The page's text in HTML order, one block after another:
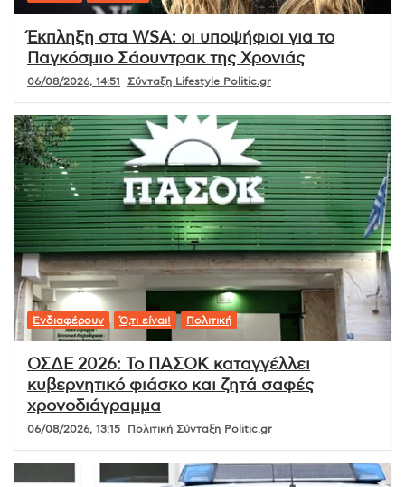
Έκπληξη στα WSA: οι υποψήφιοι για το
Παγκόσμιο Σάουντρακ της Χρονιάς
06/08/2026, 14:51 Σύνταξη Lifestyle Politic.gr
Ενδιαφέρουν Ό,τι είναι! Πολιτική
ΟΣΔΕ 2026: Το ΠΑΣΟΚ καταγγέλλει
κυβερνητικό φιάσκο και ζητά σαφές
χρονοδιάγραμμα
06/08/2026, 13:15 Πολιτική Σύνταξη Politic.gr